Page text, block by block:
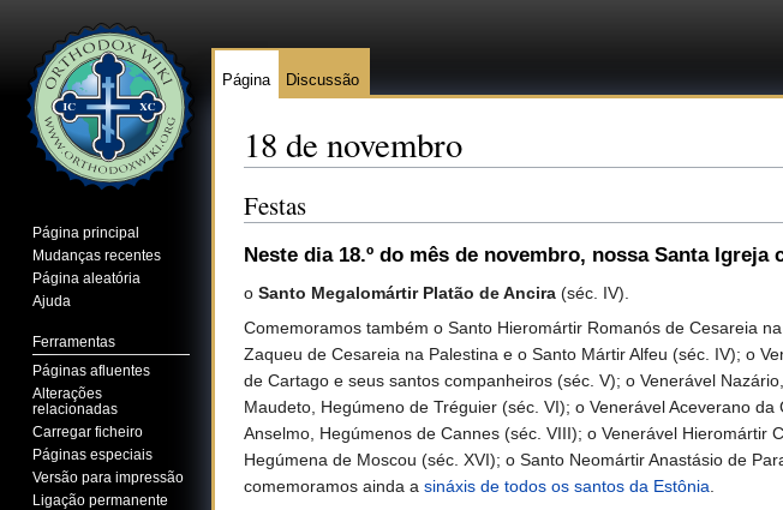
18 de novembro
Festas
Neste dia 18.º do mês de novembro, nossa Santa Igreja
o Santo Megalomártir Platão de Ancira (séc. IV).
Comemoramos também o Santo Hieromártir Romanós de Cesareia
Zaqueu de Cesareia na Palestina e o Santo Mártir Alfeu (séc. IV); o
de Cartago e seus santos companheiros (séc. V); o Venerável
Maudeto, Hegúmeno de Tréguier (séc. VI); o Venerável Aceverano
Anselmo, Hegúmenos de Cannes (séc. VIII); o Venerável Hieromártir
Hegúmena de Moscou (séc. XVI); o Santo Neomártir Anastásio de
comemoramos ainda a sináxis de todos os santos da Estônia
Página Discussão
Página principal
Mudanças recentes
Página aleatória
Ajuda
Ferramentas
Páginas afluentes
Alterações
relacionadas
Carregar ficheiro
Páginas especiais
Versão para impressão
Ligação permanente